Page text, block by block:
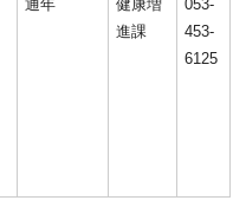
通年
健康増
進課
053-
453-
6125